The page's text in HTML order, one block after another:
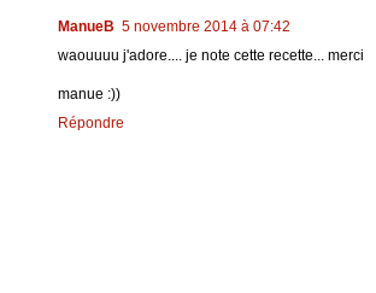
ManueB 5 novembre 2014 à 07:42
waouuuu j'adore.... je note cette recette... merci
manue :))
Répondre